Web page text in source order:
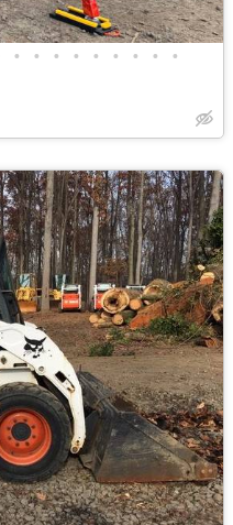
• • • • • • • • •